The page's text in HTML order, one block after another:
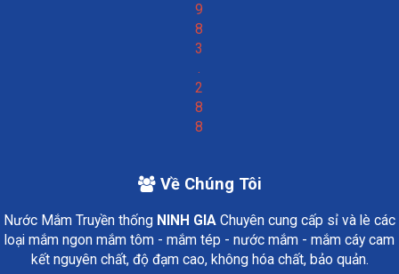
9
8
3
.
2
8
8
Về Chúng Tôi
Nước Mắm Truyền thống NINH GIA Chuyên cung cấp sỉ và lè các
loại mắm ngon mắm tôm - mắm tép - nước mắm - mắm cáy cam
kết nguyên chất, độ đạm cao, không hóa chất, bảo quản.